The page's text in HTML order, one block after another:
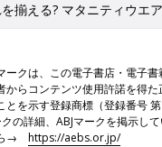
揃える? マタニティウエア
ークは、この電子書店・電子書
からコンテンツ使用許諾を得
とを示す登録商標（登録番号
クの詳細、ABJマークを掲示し
ら→https://aebs.or.jp/